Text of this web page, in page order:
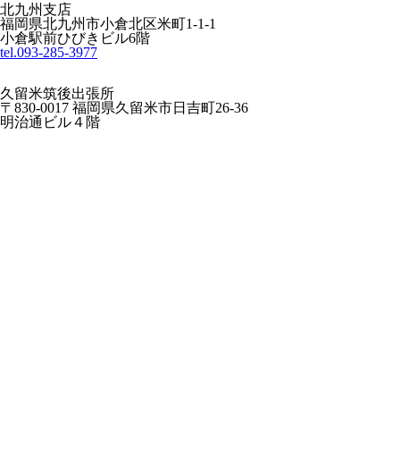
北九州支店
福岡県北九州市小倉北区米町1-1-1
小倉駅前ひびきビル6階
tel.093-285-3977
久留米筑後出張所
〒830-0017 福岡県久留米市日吉町26-36
明治通ビル４階